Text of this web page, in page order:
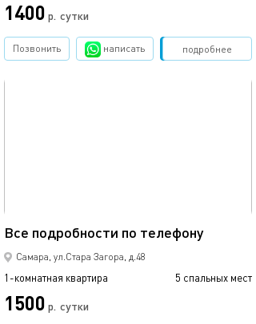
1400 р. сутки
подробнее
Позвонить написать Забронировать
Все подробности по телефону
Самара, ул.Стара Загора, д.48
1-комнатная квартира 5 спальных мест
1500 р. сутки